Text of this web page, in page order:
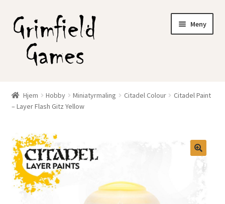
Hopp
til
navigasjon
Hopp
til
innhold
Meny
Nettbutikk
Min konto
Hjem Hobby Miniatyrmaling Citadel Colour
Citadel Paint
– Layer Flash Gitz Yellow